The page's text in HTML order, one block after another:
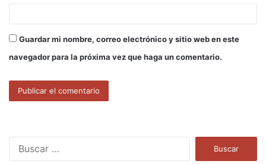
Guardar mi nombre, correo electrónico y sitio web en este
navegador para la próxima vez que haga un comentario.